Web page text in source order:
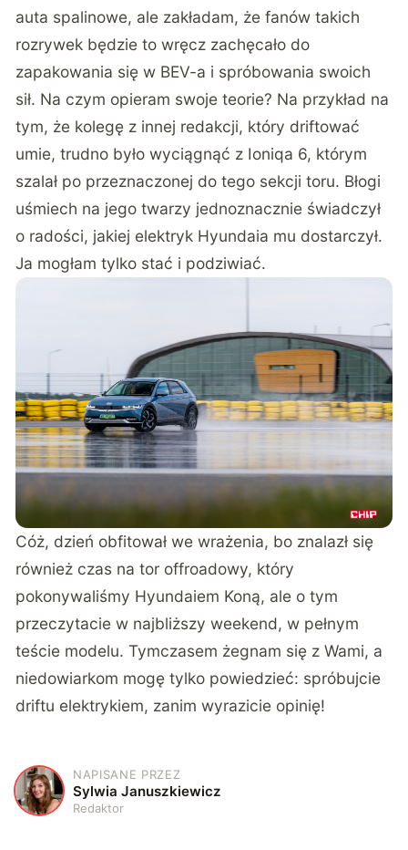
auta spalinowe, ale zakładam, że fanów takich
rozrywek będzie to wręcz zachęcało do
zapakowania się w BEV-a i spróbowania swoich
sił. Na czym opieram swoje teorie? Na przykład na
tym, że kolegę z innej redakcji, który driftować
umie, trudno było wyciągnąć z Ioniqa 6, którym
szalał po przeznaczonej do tego sekcji toru. Błogi
uśmiech na jego twarzy jednoznacznie świadczył
o radości, jakiej elektryk Hyundaia mu dostarczył.
Ja mogłam tylko stać i podziwiać.
Cóż, dzień obfitował we wrażenia, bo znalazł się
również czas na tor offroadowy, który
pokonywaliśmy Hyundaiem Koną, ale o tym
przeczytacie w najbliższy weekend, w pełnym
teście modelu. Tymczasem żegnam się z Wami, a
niedowiarkom mogę tylko powiedzieć: spróbujcie
driftu elektrykiem, zanim wyrazicie opinię!
S
NAPISANE PRZEZ
Sylwia Januszkiewicz
Redaktor